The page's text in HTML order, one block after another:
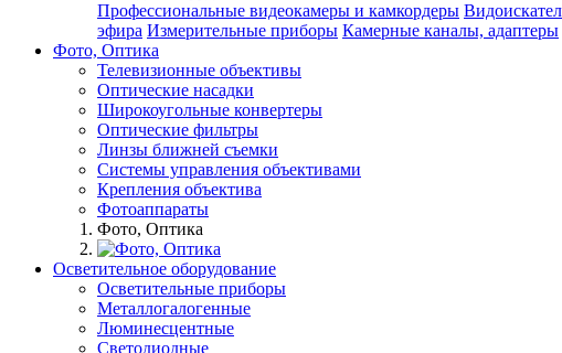
Профессиональные видеокамеры и камкордеры
эфира Измерительные приборы Камерные каналы, адаптеры
Фото, Оптика
Телевизионные объективы
Оптические насадки
Широкоугольные конвертеры
Оптические фильтры
Линзы ближней съемки
Системы управления объективами
Крепления объектива
Фотоаппараты
Фото, Оптика
Осветительное оборудование
Осветительные приборы
Металлогалогенные
Люминесцентные
Светодиодные